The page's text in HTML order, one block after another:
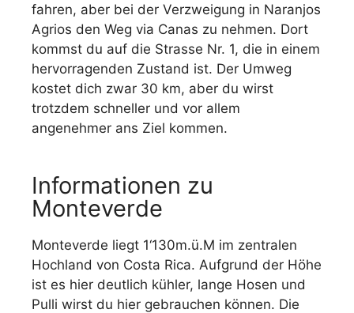
fahren, aber bei der Verzweigung in Naranjos
Agrios den Weg via Canas zu nehmen. Dort
kommst du auf die Strasse Nr. 1, die in einem
hervorragenden Zustand ist. Der Umweg
kostet dich zwar 30 km, aber du wirst
trotzdem schneller und vor allem
angenehmer ans Ziel kommen.
Informationen zu
Monteverde
Monteverde liegt 1‘130m.ü.M im zentralen
Hochland von Costa Rica. Aufgrund der Höhe
ist es hier deutlich kühler, lange Hosen und
Pulli wirst du hier gebrauchen können. Die